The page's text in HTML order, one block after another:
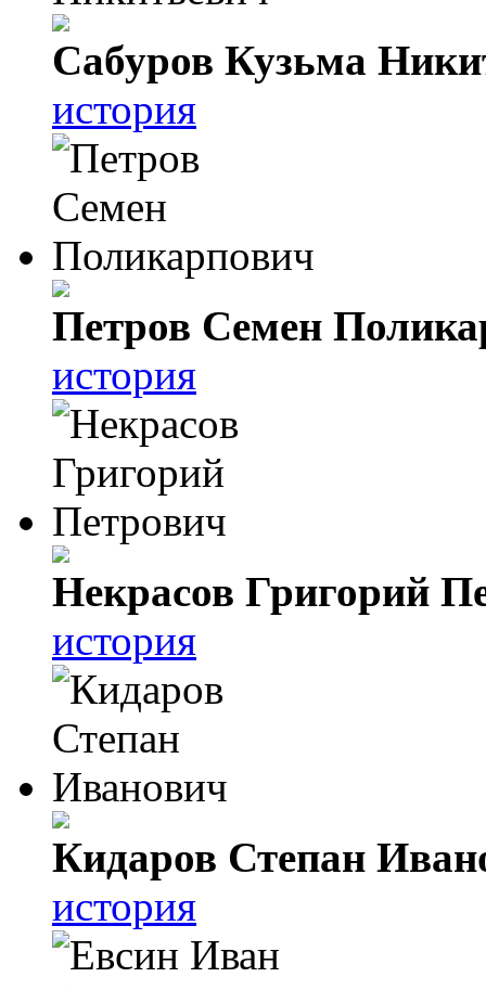
Сабуров Кузьма
история
Петров Семен
история
Некрасов Григорий
история
Кидаров Степан
история